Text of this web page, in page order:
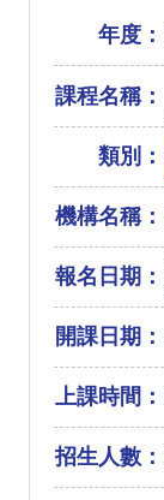
年度：
課程名稱：
類別：
機構名稱：
報名日期：
開課日期：
上課時間：
招生人數：